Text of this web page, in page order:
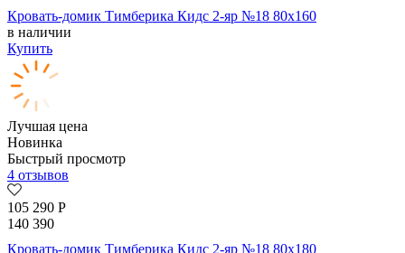
Кровать-домик Тимберика Кидс 2-яр №18 80х160
в наличии
Купить
Лучшая цена
Новинка
Быстрый просмотр
4 отзывов
105 290 Р
140 390
Кровать-домик Тимберика Кидс 2-яр №18 80х180